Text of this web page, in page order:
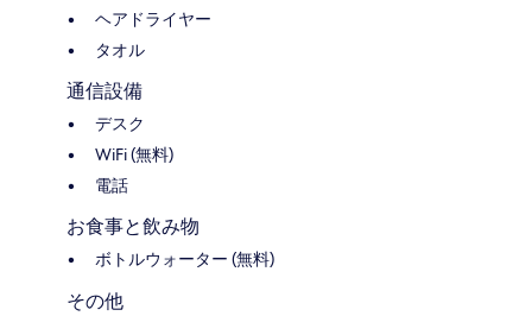
ヘアドライヤー
タオル
通信設備
デスク
WiFi (無料)
電話
お食事と飲み物
ボトルウォーター (無料)
その他